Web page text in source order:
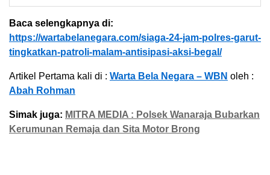
Baca selengkapnya di:
https://wartabelanegara.com/siaga-24-jam-polres-garut-
tingkatkan-patroli-malam-antisipasi-aksi-begal/
Artikel Pertama kali di : Warta Bela Negara – WBN oleh :
Abah Rohman
Simak juga: MITRA MEDIA : Polsek Wanaraja Bubarkan
Kerumunan Remaja dan Sita Motor Brong